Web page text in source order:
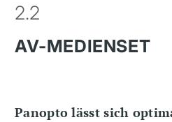
2.2
AV-MEDIENSET
Panopto lässt sich